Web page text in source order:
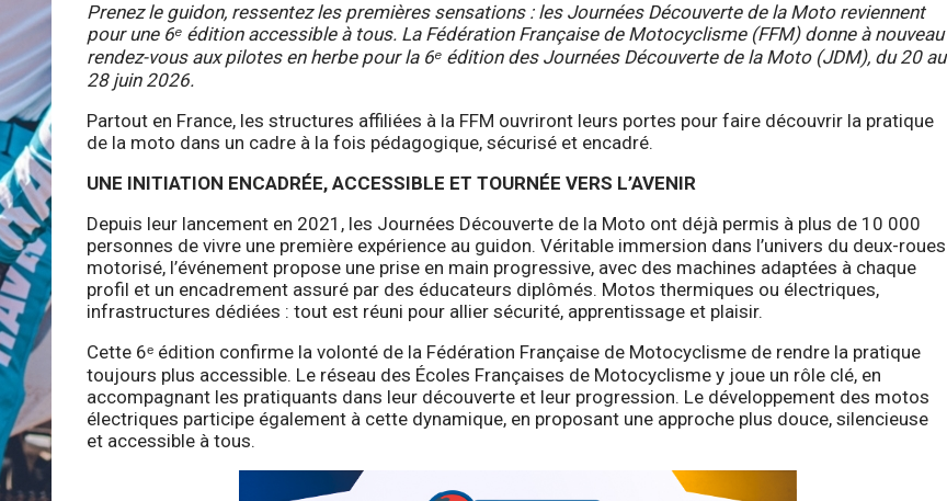
Prenez le guidon, ressentez les premières sensations : les Journées Découverte de la Moto reviennent
pour une 6ᵉ édition accessible à tous. La Fédération Française de Motocyclisme (FFM) donne à nouveau
rendez-vous aux pilotes en herbe pour la 6ᵉ édition des Journées Découverte de la Moto (JDM), du 20 au
28 juin 2026.
Partout en France, les structures affiliées à la FFM ouvriront leurs portes pour faire découvrir la pratique
de la moto dans un cadre à la fois pédagogique, sécurisé et encadré.
UNE INITIATION ENCADRÉE, ACCESSIBLE ET TOURNÉE VERS L’AVENIR
Depuis leur lancement en 2021, les Journées Découverte de la Moto ont déjà permis à plus de 10 000
personnes de vivre une première expérience au guidon. Véritable immersion dans l’univers du deux-roues
motorisé, l’événement propose une prise en main progressive, avec des machines adaptées à chaque
profil et un encadrement assuré par des éducateurs diplômés. Motos thermiques ou électriques,
infrastructures dédiées : tout est réuni pour allier sécurité, apprentissage et plaisir.
Cette 6ᵉ édition confirme la volonté de la Fédération Française de Motocyclisme de rendre la pratique
toujours plus accessible. Le réseau des Écoles Françaises de Motocyclisme y joue un rôle clé, en
accompagnant les pratiquants dans leur découverte et leur progression. Le développement des motos
électriques participe également à cette dynamique, en proposant une approche plus douce, silencieuse
et accessible à tous.